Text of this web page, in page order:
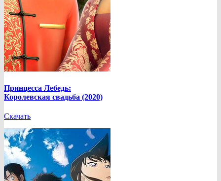
Принцесса Лебедь:
Королевская свадьба (2020)
Скачать